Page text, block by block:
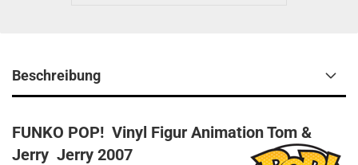
Beschreibung
FUNKO POP! Vinyl Figur Animation Tom &
Jerry Jerry 2007